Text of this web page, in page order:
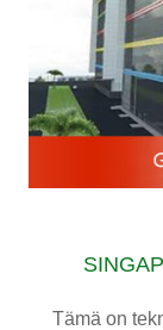
Tämä on